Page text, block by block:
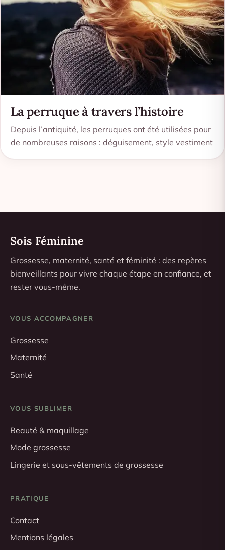
La perruque à travers l’histoire
Depuis l’antiquité, les perruques ont été utilisées pour
de nombreuses raisons : déguisement, style vestiment
Sois Féminine
Grossesse, maternité, santé et féminité : des repères
bienveillants pour vivre chaque étape en confiance, et
rester vous-même.
VOUS ACCOMPAGNER
Grossesse
Maternité
Santé
VOUS SUBLIMER
Beauté & maquillage
Mode grossesse
Lingerie et sous-vêtements de grossesse
PRATIQUE
Contact
Mentions légales